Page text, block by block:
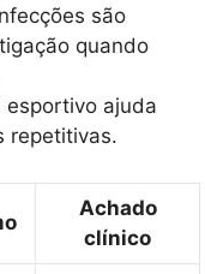
são
quando
esportivo ajuda
repetitivas.
Achado
clínico